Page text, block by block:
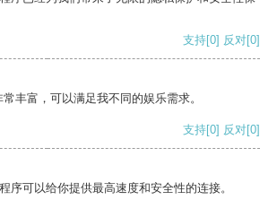
支持[0] 反对[0]
丰富，可以满足我不同的娱乐需求。
支持[0] 反对[0]
序可以给你提供最高速度和安全性的连接。